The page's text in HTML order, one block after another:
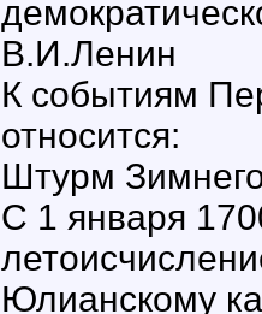
В.И.Ленин
К событиям
относится:
Штурм
С 1 января
Юлианскому